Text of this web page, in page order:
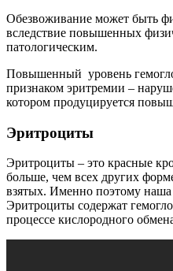
Обезвоживание может быть
вследствие повышенных
патологическим.
Повышенный уровень
признаком эритремии –
котором продуцируется
Эритроциты
Эритроциты – это красные
больше, чем всех других
взятых. Именно поэтому наша
Эритроциты содержат
процессе кислородного